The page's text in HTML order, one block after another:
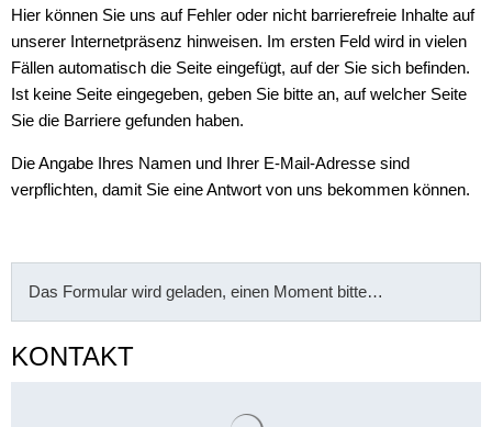
Hier können Sie uns auf Fehler oder nicht barrierefreie Inhalte auf
unserer Internetpräsenz hinweisen. Im ersten Feld wird in vielen
Fällen automatisch die Seite eingefügt, auf der Sie sich befinden.
Ist keine Seite eingegeben, geben Sie bitte an, auf welcher Seite
Sie die Barriere gefunden haben.
Die Angabe Ihres Namen und Ihrer E-Mail-Adresse sind
verpflichten, damit Sie eine Antwort von uns bekommen können.
Das Formular wird geladen, einen Moment bitte…
KONTAKT